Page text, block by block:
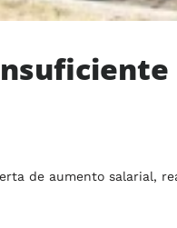
de aumento salarial,